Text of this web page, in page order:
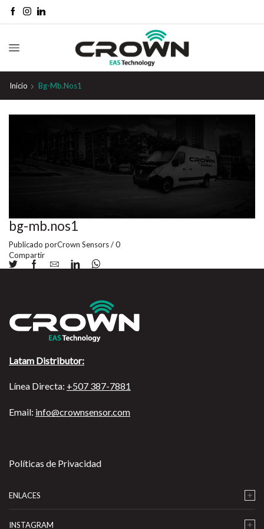
Inicio Bg-Mb.nos1
bg-mb.nos1
Publicado porCrown Sensors/0
Compartir
Latam Distributor:
Línea Directa: +507 387-7881
Email: info@crownsensor.com
Políticas de Privacidad
ENLACES
INSTAGRAM